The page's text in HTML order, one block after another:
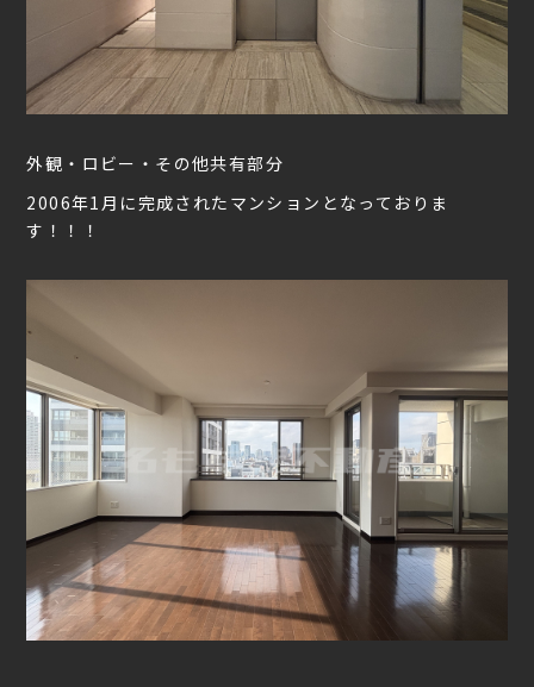
外観・ロビー・その他共有部分
2006年1月に完成されたマンションとなっておりま
す！！！